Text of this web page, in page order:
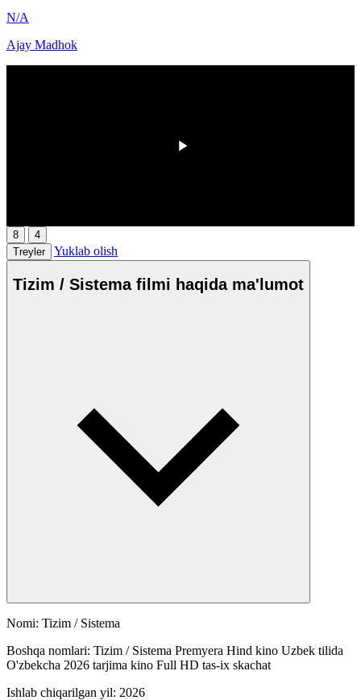
N/A
Ajay Madhok
8
4
Treyler
Yuklab olish
Tizim / Sistema filmi haqida ma'lumot
Nomi: Tizim / Sistema
Boshqa nomlari: Tizim / Sistema Premyera Hind kino Uzbek tilida
O'zbekcha 2026 tarjima kino Full HD tas-ix skachat
Ishlab chiqarilgan yil: 2026